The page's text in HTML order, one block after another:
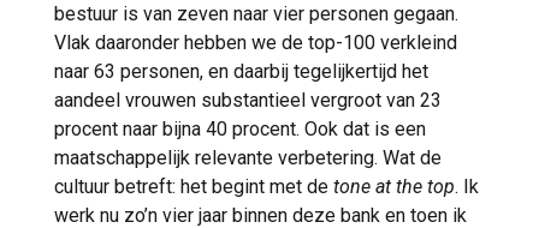
bestuur is van zeven naar vier personen gegaan.
Vlak daaronder hebben we de top-100 verkleind
naar 63 personen, en daarbij tegelijkertijd het
aandeel vrouwen substantieel vergroot van 23
procent naar bijna 40 procent. Ook dat is een
maatschappelijk relevante verbetering. Wat de
cultuur betreft: het begint met de tone at the top. Ik
werk nu zo’n vier jaar binnen deze bank en toen ik